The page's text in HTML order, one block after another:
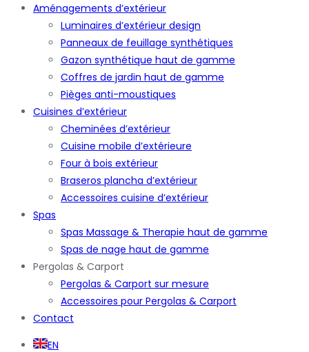
Aménagements d’extérieur
Luminaires d’extérieur design
Panneaux de feuillage synthétiques
Gazon synthétique haut de gamme
Coffres de jardin haut de gamme
Pièges anti-moustiques
Cuisines d’extérieur
Cheminées d’extérieur
Cuisine mobile d’extérieure
Four à bois extérieur
Braseros plancha d’extérieur
Accessoires cuisine d’extérieur
Spas
Spas Massage & Therapie haut de gamme
Spas de nage haut de gamme
Pergolas & Carport
Pergolas & Carport sur mesure
Accessoires pour Pergolas & Carport
Contact
EN